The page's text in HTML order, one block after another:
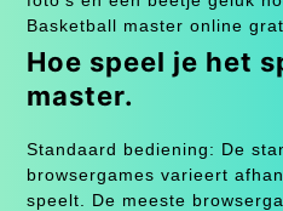
Basketball master online
Hoe speel je het
master.
Standaard bediening: De
browsergames varieert
speelt. De meeste